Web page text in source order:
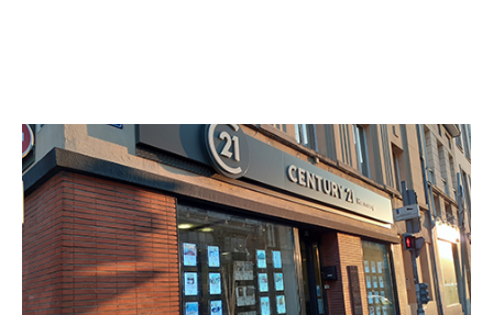
CENTURY 21 Harmony
18 rue de Crosne
ROUEN - 76000
Envoyer un message